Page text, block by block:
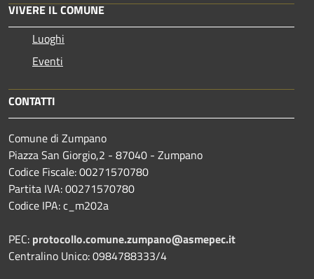
VIVERE IL COMUNE
Luoghi
Eventi
CONTATTI
Comune di Zumpano
Piazza San Giorgio,2 - 87040 - Zumpano
Codice Fiscale: 00271570780
Partita IVA: 00271570780
Codice IPA: c_m202a
PEC: protocollo.comune.zumpano@asmepec.it
Centralino Unico: 0984788333/4